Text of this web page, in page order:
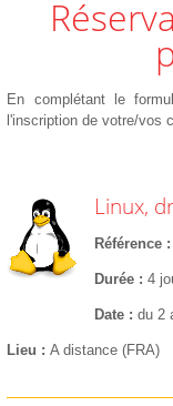
Réservation : inscrire des
En complétant le
l'inscription de votre/vos
Linux,
Référence
Durée 4
Date du 2
Lieu A distance (FRA)